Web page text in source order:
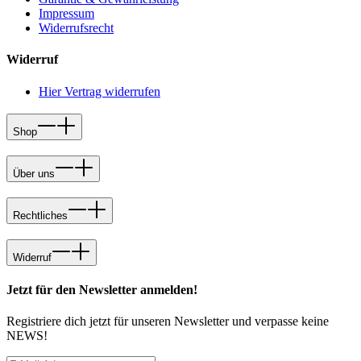
Impressum
Widerrufsrecht
Widerruf
Hier Vertrag widerrufen
Shop
Über uns
Rechtliches
Widerruf
Jetzt für den Newsletter anmelden!
Registriere dich jetzt für unseren Newsletter und verpasse keine
NEWS!